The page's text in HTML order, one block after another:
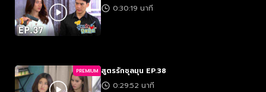
0:30:19 นาที
PREMIUM สูตรรักชุลมุน EP.38
0:29:52 นาที